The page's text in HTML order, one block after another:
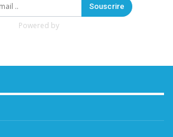
Souscrire
Powered by